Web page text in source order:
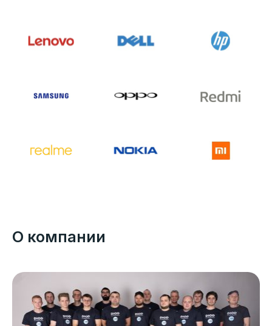
О компании